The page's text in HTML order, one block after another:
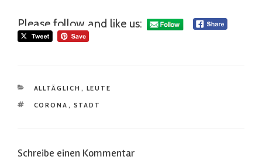
Please follow and like us:
KATEGORIEN
ALLTÄGLICH , LEUTE
SCHLAGWÖRTER
CORONA , STADT
Schreibe einen Kommentar